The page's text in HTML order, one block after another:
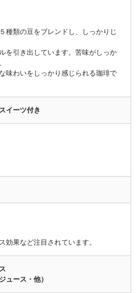
種類の豆をブレンドし、しっかりじ
を引き出しています。苦味がしっか
味わいをしっかり感じられる珈琲で
イーツ付き
効果など注目されています。
ュース・他）